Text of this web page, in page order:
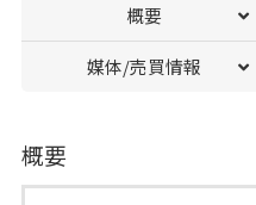
概要
媒体/売買情報
概要